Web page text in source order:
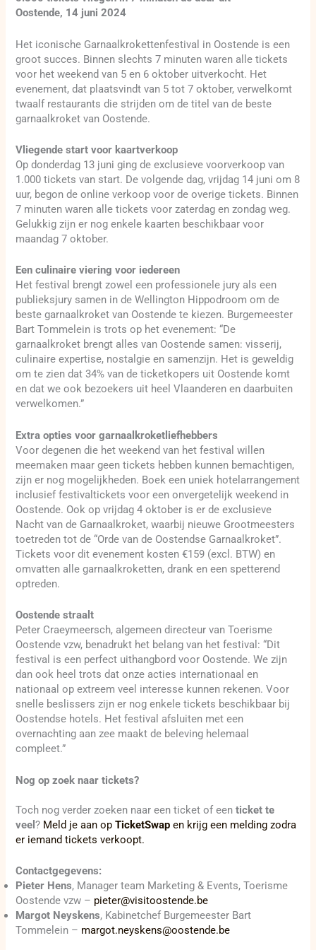
Oostende, 14 juni 2024
Het iconische Garnaalkrokettenfestival in Oostende is een
groot succes. Binnen slechts 7 minuten waren alle tickets
voor het weekend van 5 en 6 oktober uitverkocht. Het
evenement, dat plaatsvindt van 5 tot 7 oktober, verwelkomt
twaalf restaurants die strijden om de titel van de beste
garnaalkroket van Oostende.
Vliegende start voor kaartverkoop
Op donderdag 13 juni ging de exclusieve voorverkoop van
1.000 tickets van start. De volgende dag, vrijdag 14 juni om 8
uur, begon de online verkoop voor de overige tickets. Binnen
7 minuten waren alle tickets voor zaterdag en zondag weg.
Gelukkig zijn er nog enkele kaarten beschikbaar voor
maandag 7 oktober.
Een culinaire viering voor iedereen
Het festival brengt zowel een professionele jury als een
publieksjury samen in de Wellington Hippodroom om de
beste garnaalkroket van Oostende te kiezen. Burgemeester
Bart Tommelein is trots op het evenement: “De
garnaalkroket brengt alles van Oostende samen: visserij,
culinaire expertise, nostalgie en samenzijn. Het is geweldig
om te zien dat 34% van de ticketkopers uit Oostende komt
en dat we ook bezoekers uit heel Vlaanderen en daarbuiten
verwelkomen.”
Extra opties voor garnaalkroketliefhebbers
Voor degenen die het weekend van het festival willen
meemaken maar geen tickets hebben kunnen bemachtigen,
zijn er nog mogelijkheden. Boek een uniek hotelarrangement
inclusief festivaltickets voor een onvergetelijk weekend in
Oostende. Ook op vrijdag 4 oktober is er de exclusieve
Nacht van de Garnaalkroket, waarbij nieuwe Grootmeesters
toetreden tot de “Orde van de Oostendse Garnaalkroket”.
Tickets voor dit evenement kosten €159 (excl. BTW) en
omvatten alle garnaalkroketten, drank en een spetterend
optreden.
Oostende straalt
Peter Craeymeersch, algemeen directeur van Toerisme
Oostende vzw, benadrukt het belang van het festival: “Dit
festival is een perfect uithangbord voor Oostende. We zijn
dan ook heel trots dat onze acties internationaal en
nationaal op extreem veel interesse kunnen rekenen. Voor
snelle beslissers zijn er nog enkele tickets beschikbaar bij
Oostendse hotels. Het festival afsluiten met een
overnachting aan zee maakt de beleving helemaal
compleet.”
Nog op zoek naar tickets?
Toch nog verder zoeken naar een ticket of een ticket te
veel? Meld je aan opTicketSwap en krijg een melding zodra
er iemand tickets verkoopt.
Contactgegevens:
Pieter Hens, Manager team Marketing & Events, Toerisme
Oostende vzw – pieter@visitoostende.be
Margot Neyskens, Kabinetchef Burgemeester Bart
Tommelein – margot.neyskens@oostende.be